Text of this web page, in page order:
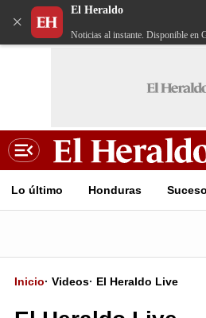
×
El Heraldo
Noticias al instante. Disponible en
Lo último Honduras
Inicio· Videos· El Heraldo Live